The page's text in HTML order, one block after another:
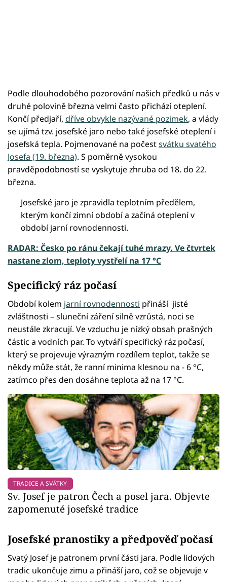
Podle dlouhodobého pozorování našich předků u nás v
druhé polovině března velmi často přichází oteplení.
Končí předjaří, dříve obvykle nazývané pozimek, a vlády
se ujímá tzv. josefské jaro nebo také josefské oteplení i
josefská tepla. Pojmenované na počestsvátku svatého
Josefa (19. března). S poměrně vysokou
pravděpodobností se vyskytuje zhruba od 18. do 22.
března.
Josefské jaro je zpravidla teplotním předělem,
kterým končí zimní období a začíná oteplení v
období jarní rovnodennosti.
RADAR: Česko po ránu čekají tuhé mrazy. Ve čtvrtek
nastane zlom, teploty vystřelí na 17 °C
Specifický ráz počasí
Období kolem jarní rovnodennosti přináší jisté
zvláštnosti – sluneční záření silně vzrůstá, noci se
neustále zkracují. Ve vzduchu je nízký obsah prašných
částic a vodních par. To vytváří specifický ráz počasí,
který se projevuje výrazným rozdílem teplot, takže se
někdy může stát, že ranní minima klesnou na - 6 °C,
zatímco přes den dosáhne teplota až na 17 °C.
TRADICE A SVÁTKY
Sv. Josef je patron Čech a posel jara. Objevte
zapomenuté josefské tradice
Josefské pranostiky a předpověď počasí
Svatý Josef je patronem první části jara. Podle lidových
tradic ukončuje zimu a přináší jaro, což se objevuje v